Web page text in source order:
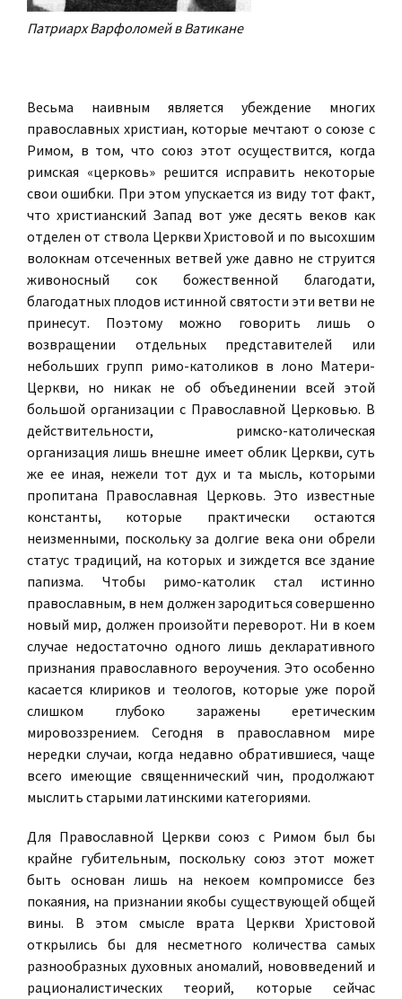
Патриарх Варфоломей в Ватикане
Весьма наивным является убеждение многих
православных христиан, которые мечтают о союзе с
Римом, в том, что союз этот осуществится, когда
римская «церковь» решится исправить некоторые
свои ошибки. При этом упускается из виду тот факт,
что христианский Запад вот уже десять веков как
отделен от ствола Церкви Христовой и по высохшим
волокнам отсеченных ветвей уже давно не струится
живоносный сок божественной благодати,
благодатных плодов истинной святости эти ветви не
принесут. Поэтому можно говорить лишь о
возвращении отдельных представителей или
небольших групп римо-католиков в лоно Матери-
Церкви, но никак не об объединении всей этой
большой организации с Православной Церковью. В
действительности, римско-католическая
организация лишь внешне имеет облик Церкви, суть
же ее иная, нежели тот дух и та мысль, которыми
пропитана Православная Церковь. Это известные
константы, которые практически остаются
неизменными, поскольку за долгие века они обрели
статус традиций, на которых и зиждется все здание
папизма. Чтобы римо-католик стал истинно
православным, в нем должен зародиться совершенно
новый мир, должен произойти переворот. Ни в коем
случае недостаточно одного лишь декларативного
признания православного вероучения. Это особенно
касается клириков и теологов, которые уже порой
слишком глубоко заражены еретическим
мировоззрением. Сегодня в православном мире
нередки случаи, когда недавно обратившиеся, чаще
всего имеющие священнический чин, продолжают
мыслить старыми латинскими категориями.
Для Православной Церкви союз с Римом был бы
крайне губительным, поскольку союз этот может
быть основан лишь на некоем компромиссе без
покаяния, на признании якобы существующей общей
вины. В этом смысле врата Церкви Христовой
открылись бы для несметного количества самых
разнообразных духовных аномалий, нововведений и
рационалистических теорий, которые сейчас